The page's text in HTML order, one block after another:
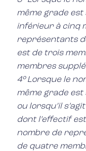
même grade est
inférieur à cinq
représentants
est de trois
membres
4° Lorsque le
même grade
ou lorsqu’il
dont l’effectif
nombre de
de quatre